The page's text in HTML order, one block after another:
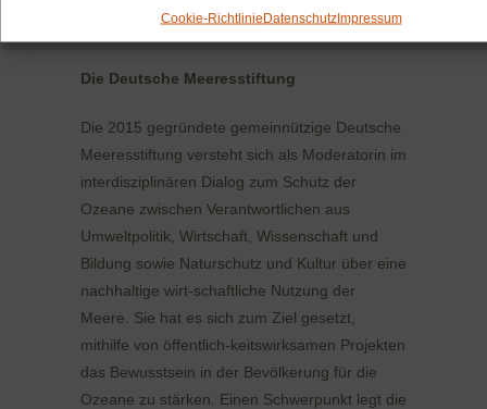
Cookie-RichtlinieDatenschutzImpressum
www.aldebaran.org
Die Deutsche Meeresstiftung
Die 2015 gegründete gemeinnützige Deutsche
Meeresstiftung versteht sich als Moderatorin im
interdisziplinären Dialog zum Schutz der
Ozeane zwischen Verantwortlichen aus
Umweltpolitik, Wirtschaft, Wissenschaft und
Bildung sowie Naturschutz und Kultur über eine
nachhaltige wirt-schaftliche Nutzung der
Meere. Sie hat es sich zum Ziel gesetzt,
mithilfe von öffentlich-keitswirksamen Projekten
das Bewusstsein in der Bevölkerung für die
Ozeane zu stärken. Einen Schwerpunkt legt die